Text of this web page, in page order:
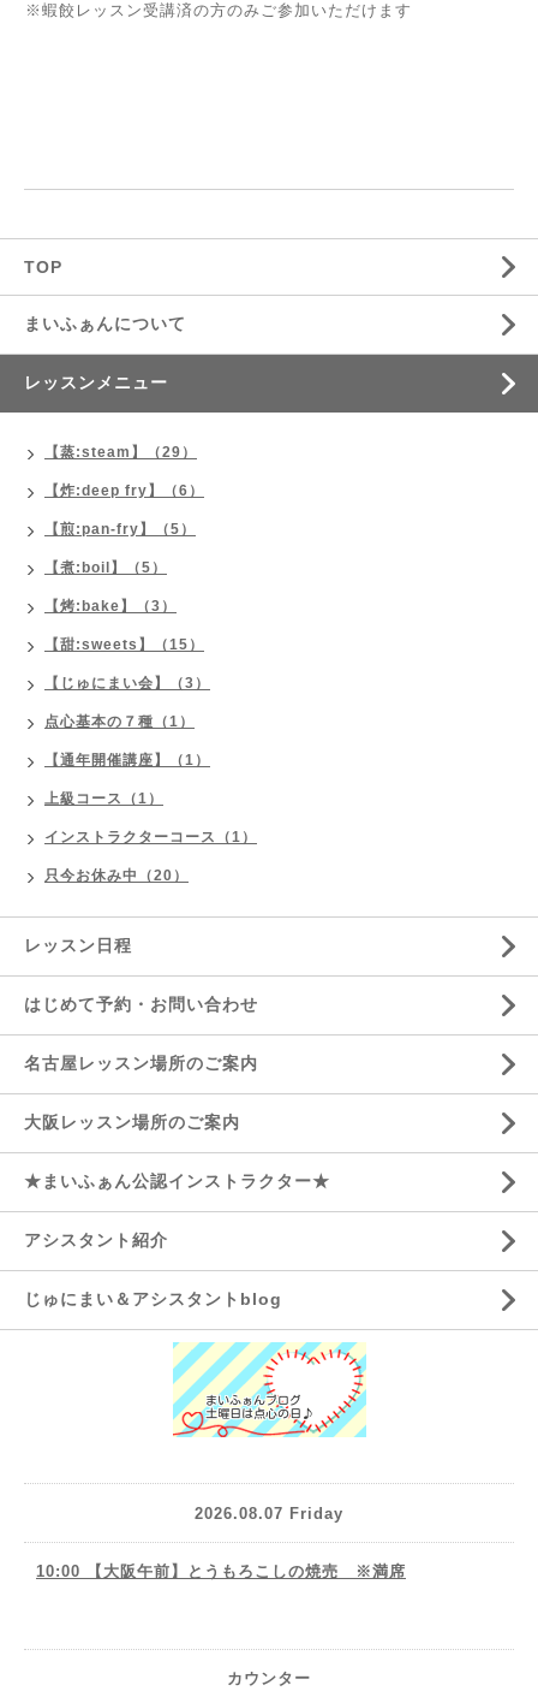
※蝦餃レッスン受講済の方のみご参加いただけます
TOP
まいふぁんについて
レッスンメニュー
【蒸:steam】（29）
【炸:deep fry】（6）
【煎:pan-fry】（5）
【煮:boil】（5）
【烤:bake】（3）
【甜:sweets】（15）
【じゅにまい会】（3）
点心基本の７種（1）
【通年開催講座】（1）
上級コース（1）
インストラクターコース（1）
只今お休み中（20）
レッスン日程
はじめて予約・お問い合わせ
名古屋レッスン場所のご案内
大阪レッスン場所のご案内
★まいふぁん公認インストラクター★
アシスタント紹介
じゅにまい＆アシスタントblog
2026.08.07 Friday
10:00 【大阪午前】とうもろこしの焼売 ※満席
カウンター